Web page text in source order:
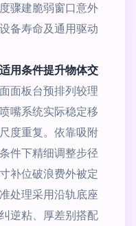
骤建脆弱窗口意外
备寿命及通用驱动
用条件提升物体交
面板台预排列较理
嘴系统实际稳定移
度重复。依靠吸附
件下精细调整步径
补位破浪费外被定
处理采用沿轨底座
逆粘、厚差别搭配